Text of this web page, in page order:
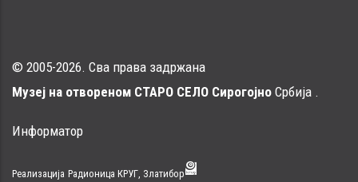
© 2005-2026. Сва права задржана
Музеј на отвореном СТАРО СЕЛО Сирогојно Србија .
Информатор
Реализација Радионица КРУГ, Златибор